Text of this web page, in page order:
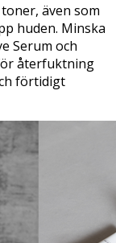
även som
huden. Minska
Serum och
återfuktning
förtidigt